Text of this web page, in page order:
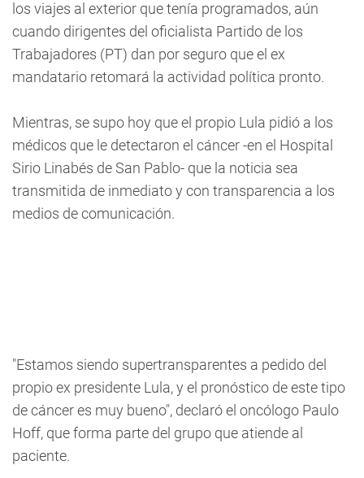
los viajes al exterior que tenía programados, aún
cuando dirigentes del oficialista Partido de los
Trabajadores (PT) dan por seguro que el ex
mandatario retomará la actividad política pronto.
Mientras, se supo hoy que el propio Lula pidió a los
médicos que le detectaron el cáncer -en el Hospital
Sirio Linabés de San Pablo- que la noticia sea
transmitida de inmediato y con transparencia a los
medios de comunicación.
"Estamos siendo supertransparentes a pedido del
propio ex presidente Lula, y el pronóstico de este tipo
de cáncer es muy bueno", declaró el oncólogo Paulo
Hoff, que forma parte del grupo que atiende al
paciente.